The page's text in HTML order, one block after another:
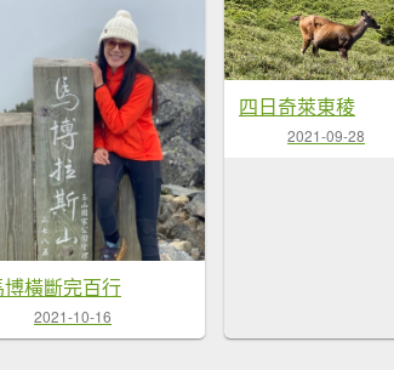
博橫斷完百行
2021-10-16
四日奇萊東稜
2021-09-28